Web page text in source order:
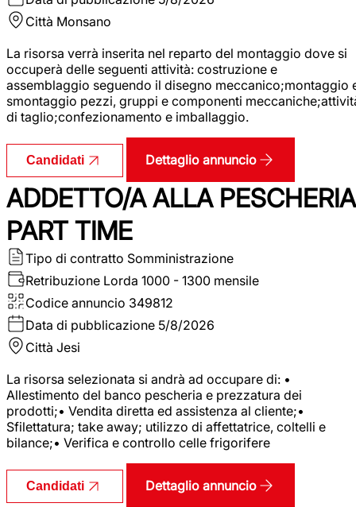
Città Monsano
La risorsa verrà inserita nel reparto del montaggio dove si
occuperà delle seguenti attività: costruzione e
assemblaggio seguendo il disegno meccanico;montaggio
smontaggio pezzi, gruppi e componenti
di taglio;confezionamento e imballaggio.
Candidati Dettaglio annuncio
ADDETTO/A ALLA PESCHERIA
PART TIME
Tipo di contratto Somministrazione
Retribuzione Lorda 1000 - 1300 mensile
Codice annuncio 349812
Data di pubblicazione 5/8/2026
Città Jesi
La risorsa selezionata si andrà ad occupare di: •
Allestimento del banco pescheria e prezzatura dei
prodotti;• Vendita diretta ed assistenza al cliente;•
Sfilettatura; take away; utilizzo di affettatrice, coltelli e
bilance;• Verifica e controllo celle frigorifere
Candidati Dettaglio annuncio